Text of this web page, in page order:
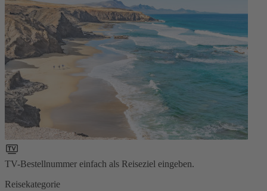
TV-Bestellnummer einfach als Reiseziel eingeben.
Reisekategorie